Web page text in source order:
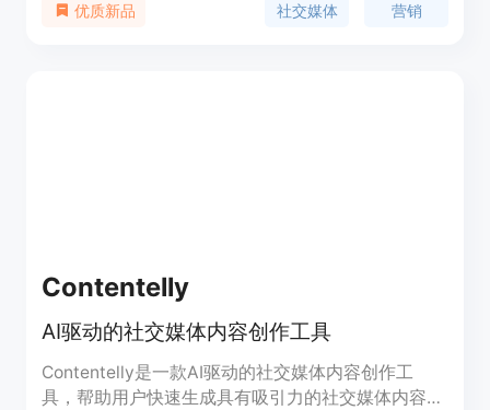
售。点击下方按钮立即开始。
优质新品 社交媒体 营销
Contentelly
AI驱动的社交媒体内容创作工具
Contentelly是一款AI驱动的社交媒体内容创作工
具，帮助用户快速生成具有吸引力的社交媒体内容。